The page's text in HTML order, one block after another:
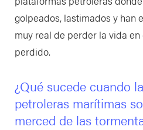
golpeados, lastimados y han
muy real de perder la vida en
perdido.
¿Qué sucede cuando
petroleras marítimas
merced de las